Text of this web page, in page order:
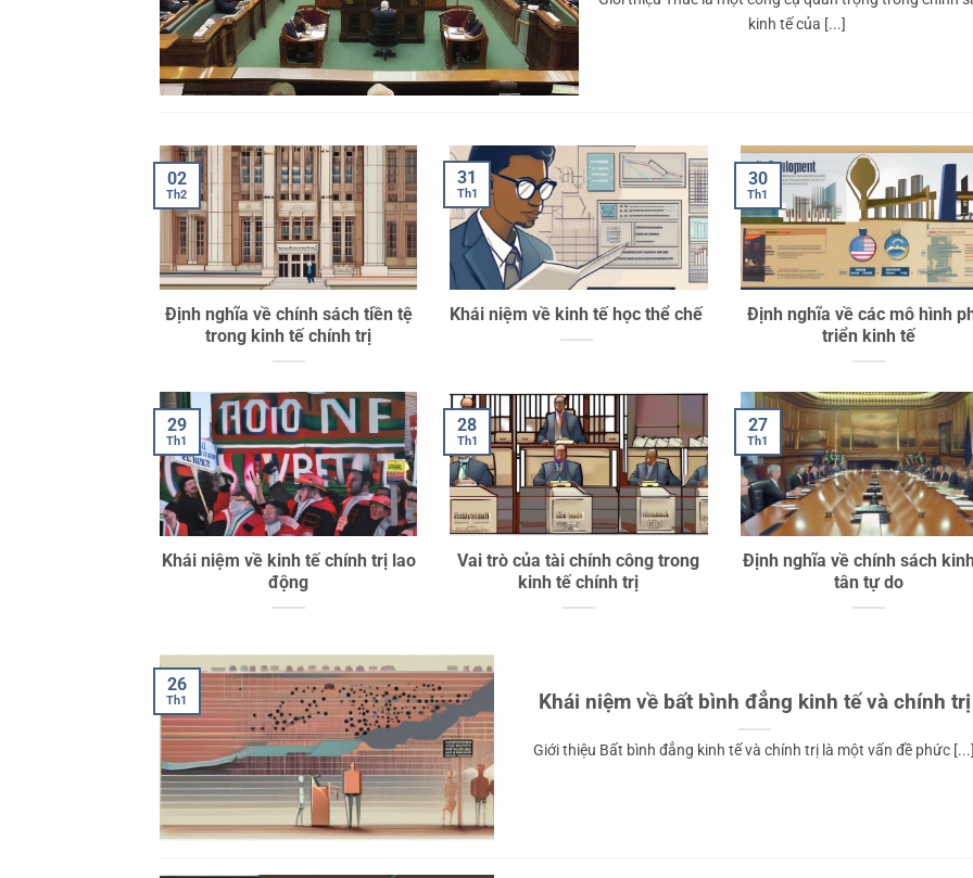
kinh tế của [...]
Định nghĩa về chính sách tiền tệ
trong kinh tế chính trị
02
Th2
Khái niệm về kinh tế học thể chế
31
Th1
Định nghĩa về các mô hình
triển kinh tế
30
Th1
Khái niệm về kinh tế chính trị lao
động
29
Th1
Vai trò của tài chính công trong
kinh tế chính trị
28
Th1
Định nghĩa về chính sách
tân tự do
27
Th1
Khái niệm về bất bình đẳng kinh tế và chính trị
Giới thiệu Bất bình đẳng kinh tế và chính trị là một vấn đề phức [...]
26
Th1